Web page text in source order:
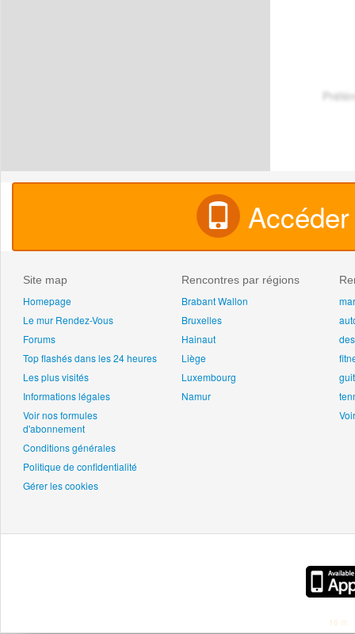
Site map
Homepage
Le mur Rendez-Vous
Forums
Top flashés dans les 24 heures
Les plus visités
Informations légales
Voir nos formules
d'abonnement
Conditions générales
Politique de confidentialité
Gérer les cookies
Rencontres par régions
Brabant Wallon
Bruxelles
Hainaut
Liège
Luxembourg
Namur
16 m